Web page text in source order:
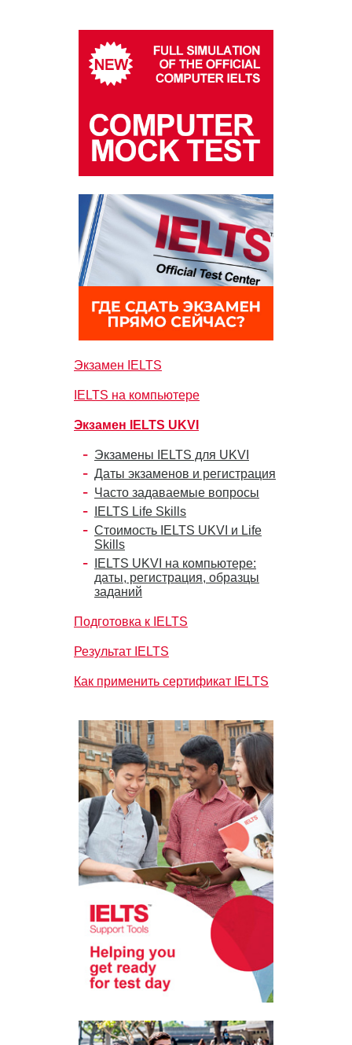
Экзамен IELTS
IELTS на компьютере
Экзамен IELTS UKVI
Экзамены IELTS для UKVI
Даты экзаменов и регистрация
Часто задаваемые вопросы
IELTS Life Skills
Стоимость IELTS UKVI и Life
Skills
IELTS UKVI на компьютере:
даты, регистрация, образцы
заданий
Подготовка к IELTS
Результат IELTS
Как применить сертификат IELTS